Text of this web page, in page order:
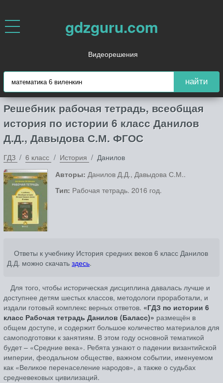
gdzguru.com
Видеорешения
найти
Решебник рабочая тетрадь, всеобщая
история по истории 6 класс Данилов
Д.Д., Давыдова С.М. ФГОС
ГДЗ 6 класс История
Данилов
Авторы: Данилов Д.Д., Давыдова С.М..
Тип: Рабочая тетрадь. 2016 год.
Ответы к учебнику История средних веков 6 класс Данилов
Д.Д. можно скачать здесь.
Для того, чтобы историческая дисциплина давалась лучше и
доступнее детям шестых классов, методологи проработали, и
издали готовый комплекс верных ответов. «ГДЗ по истории 6
класс Рабочая тетрадь Данилов (Баласс)» размещён в
общем доступе, и содержит большое количество материалов для
самоподготовки к занятиям. В этом году основной тематикой
будет – «Средние века». Ребята узнают о падении византийской
империи, феодальном обществе, важном событии, именуемом
как «Великое перенаселение народов», а также о судьбах
средневековых цивилизаций.